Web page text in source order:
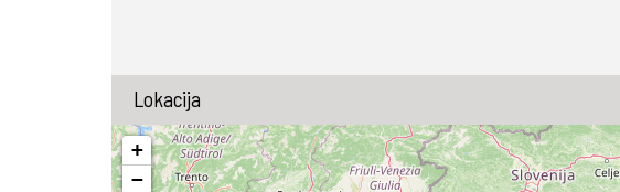
Lokacija
+
−